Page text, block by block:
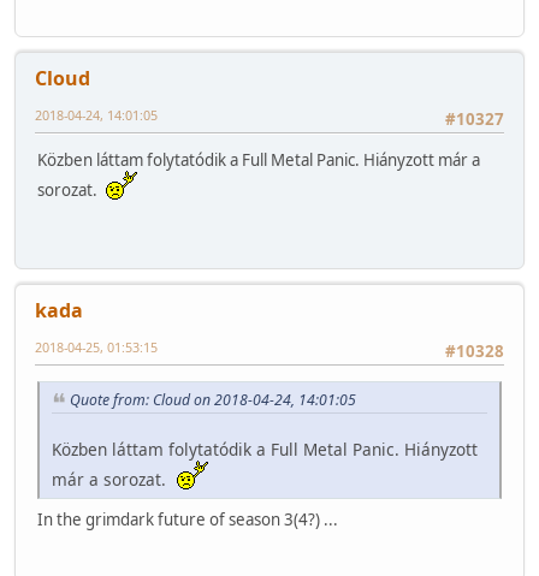
Cloud
#10327
2018-04-24, 14:01:05
Közben láttam folytatódik a Full Metal Panic. Hiányzott már a
sorozat.
kada
#10328
2018-04-25, 01:53:15
Quote from: Cloud on 2018-04-24, 14:01:05
Közben láttam folytatódik a Full Metal Panic. Hiányzott
már a sorozat.
In the grimdark future of season 3(4?) ...